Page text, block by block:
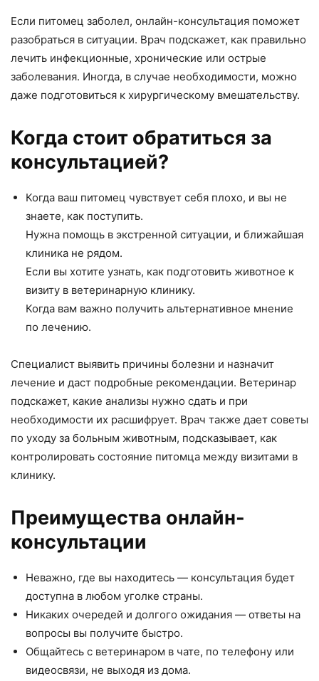
Если питомец заболел, онлайн-консультация поможет
разобраться в ситуации. Врач подскажет, как правильно
лечить инфекционные, хронические или острые
заболевания. Иногда, в случае необходимости, можно
даже подготовиться к хирургическому вмешательству.
Когда стоит обратиться за
консультацией?
Когда ваш питомец чувствует себя плохо, и вы не
знаете, как поступить.
Нужна помощь в экстренной ситуации, и ближайшая
клиника не рядом.
Если вы хотите узнать, как подготовить животное к
визиту в ветеринарную клинику.
Когда вам важно получить альтернативное мнение
по лечению.
Специалист выявить причины болезни и назначит
лечение и даст подробные рекомендации. Ветеринар
подскажет, какие анализы нужно сдать и при
необходимости их расшифрует. Врач также дает советы
по уходу за больным животным, подсказывает, как
контролировать состояние питомца между визитами в
клинику.
Преимущества онлайн-
консультации
Неважно, где вы находитесь — консультация будет
доступна в любом уголке страны.
Никаких очередей и долгого ожидания — ответы на
вопросы вы получите быстро.
Общайтесь с ветеринаром в чате, по телефону или
видеосвязи, не выходя из дома.